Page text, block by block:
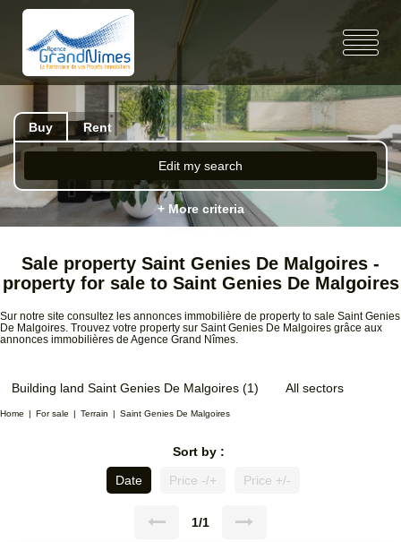
Buy Rent
Edit my search
+ More criteria
Sale property Saint Genies De Malgoires -
property for sale to Saint Genies De Malgoires
Sur notre site consultez les annonces immobilière de property to sale Saint Genies
De Malgoires. Trouvez votre property sur Saint Genies De Malgoires grâce aux
annonces immobilières de Agence Grand Nîmes.
Building land Saint Genies De Malgoires (1) All sectors
Home For sale Terrain Saint Genies De Malgoires
Sort by :
Date
Price -/+ Price +/-
1/1